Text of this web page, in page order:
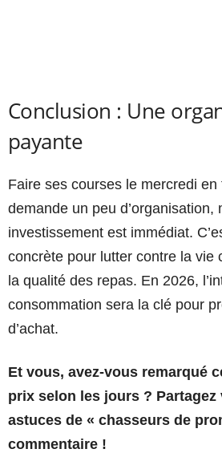
Conclusion : Une
payante
Faire ses courses le mercredi
demande un peu d’organisation,
investissement est immédiat.
concrète pour lutter contre la vie
la qualité des repas. En 2026,
consommation sera la clé pour
d’achat.
Et vous, avez-vous remarqué
prix selon les jours ? Partagez
astuces de « chasseurs de
commentaire !